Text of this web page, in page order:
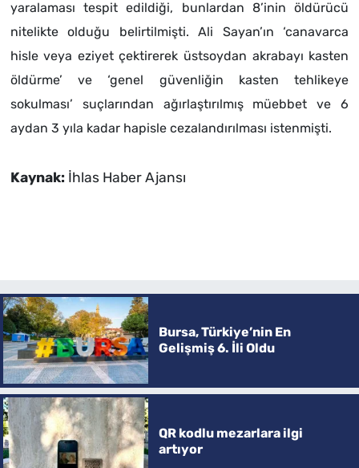
yaralaması tespit edildiği, bunlardan 8’inin öldürücü
nitelikte olduğu belirtilmişti. Ali Sayan’ın ‘canavarca
hisle veya eziyet çektirerek üstsoydan akrabayı kasten
öldürme’ ve ‘genel güvenliğin kasten tehlikeye
sokulması’ suçlarından ağırlaştırılmış müebbet ve 6
aydan 3 yıla kadar hapisle cezalandırılması istenmişti.
Kaynak: İhlas Haber Ajansı
Bursa, Türkiye’nin En
Gelişmiş 6. İli Oldu
QR kodlu mezarlara ilgi
artıyor